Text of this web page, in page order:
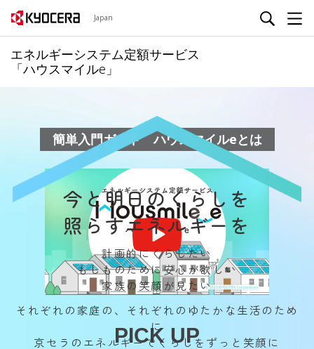
Japan
エネルギーシステム定額サービス
「ハウスマイルe」
今と明日のくらしを
照らすエネルギーを
計画的にくらしたい
もしものために安心が欲しい
家族の笑顔が見たい
それぞれの家庭の、それぞれのゆたかな生活のため
に
京セラのエネルギーでくらしをずっと笑顔に
⾼品質、⻑寿命
安⼼もお得も⻑持ち
の
簡単⼊⾨ガイド ハウスマイルeとは
PICK UP